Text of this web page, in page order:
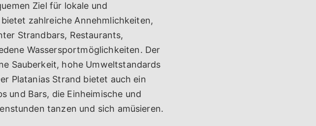
Ziel für lokale und
zahlreiche Annehmlichkeiten,
Strandbars, Restaurants,
Wassersportmöglichkeiten. Der
Sauberkeit, hohe Umweltstandards
Platanias Strand bietet auch ein
und Bars, die Einheimische und
tanzen und sich amüsieren.